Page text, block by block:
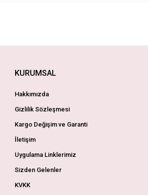
KURUMSAL
Hakkımızda
Gizlilik Sözleşmesi
Kargo Değişim ve Garanti
İletişim
Uygulama Linklerimiz
Sizden Gelenler
KVKK